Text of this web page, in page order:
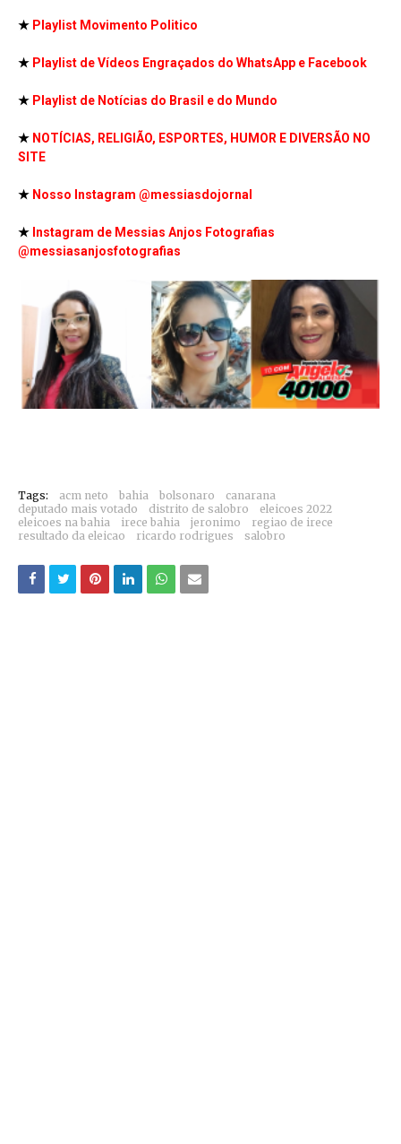
★ Playlist Movimento Politico
★ Playlist de Vídeos Engraçados do WhatsApp e Facebook
★ Playlist de Notícias do Brasil e do Mundo
★ NOTÍCIAS, RELIGIÃO, ESPORTES, HUMOR E DIVERSÃO NO
SITE
★ Nosso Instagram @messiasdojornal
★ Instagram de Messias Anjos Fotografias
@messiasanjosfotografias
Tags: acm neto bahia bolsonaro
canarana
deputado mais votado
distrito de salobro
eleicoes 2022
eleicoes na bahia
irece bahia jeronimo
regiao de irece
resultado da eleicao
ricardo rodrigues salobro